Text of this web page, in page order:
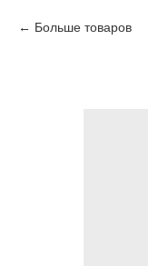
Больше товаров